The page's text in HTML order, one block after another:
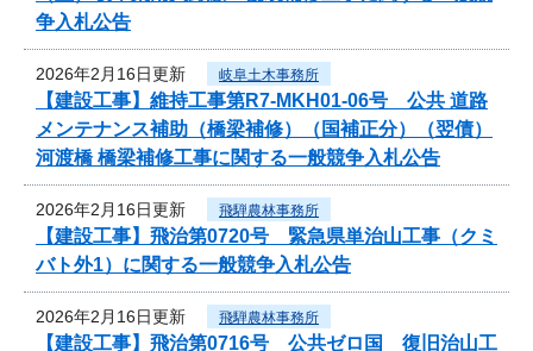
争入札公告
2026年2月16日更新 岐阜土木事務所
【建設工事】維持工事第R7-MKH01-06号 公共 道路
メンテナンス補助（橋梁補修）（国補正分）（翌債）
河渡橋 橋梁補修工事に関する一般競争入札公告
2026年2月16日更新 飛騨農林事務所
【建設工事】飛治第0720号 緊急県単治山工事（クミ
バト外1）に関する一般競争入札公告
2026年2月16日更新 飛騨農林事務所
【建設工事】飛治第0716号 公共ゼロ国 復旧治山工